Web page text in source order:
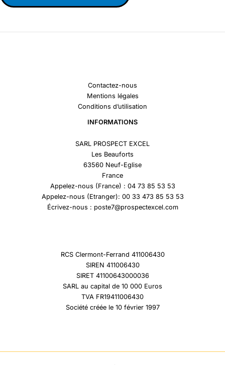
Contactez-nous
Mentions légales
Conditions d’utilisation
INFORMATIONS
SARL PROSPECT EXCEL
Les Beauforts
63560 Neuf-Eglise
France
Appelez-nous (France) : 04 73 85 53 53
Appelez-nous (Etranger): 00 33 473 85 53 53
Écrivez-nous : poste7@prospectexcel.com
RCS Clermont-Ferrand 411006430
SIREN 411006430
SIRET 41100643000036
SARL au capital de 10 000 Euros
TVA FR19411006430
Société créée le 10 février 1997